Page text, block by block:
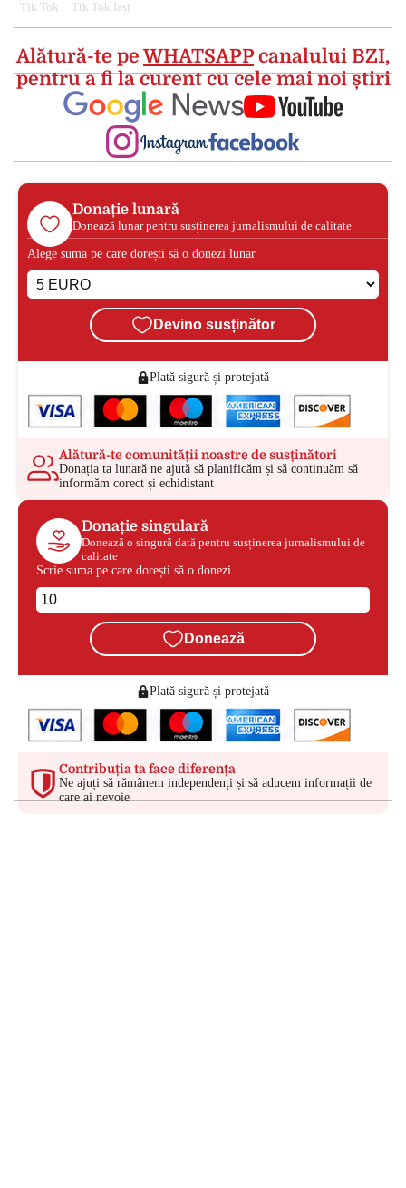
Tik Tok Tik Tok Iași
Alătură-te peWHATSAPPcanalului BZI,
pentru a fi la curent cu cele mai noi știri
Donație lunară
Donează lunar pentru susținerea jurnalismului de calitate
Alege suma pe care dorești să o donezi lunar
Devino susținător
Plată sigură și protejată
Alătură-te comunității noastre de susținători
Donația ta lunară ne ajută să planificăm și să continuăm să
informăm corect și echidistant
Donație singulară
Donează o singură dată pentru susținerea jurnalismului de
calitate
Scrie suma pe care dorești să o donezi
Donează
Plată sigură și protejată
Contribuția ta face diferența
Ne ajuți să rămânem independenți și să aducem informații de
care ai nevoie